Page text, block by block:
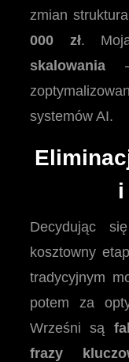
zmian
000 zł.
skalowania –
systemów AI.
Decydując
kosztowny
tradycyjnym
potem za
Wrześni są
frazy